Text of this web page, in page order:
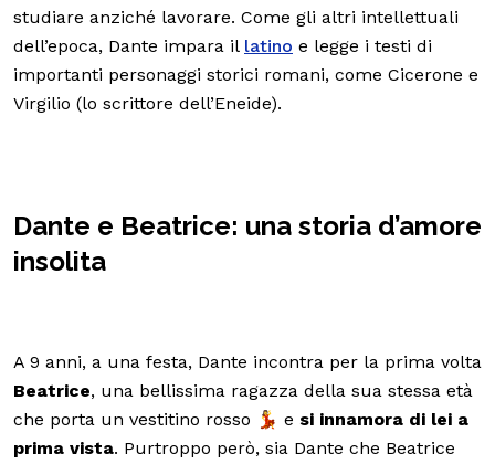
studiare anziché lavorare. Come gli altri intellettuali
dell’epoca, Dante impara il latino e legge i testi di
importanti personaggi storici romani, come Cicerone e
Virgilio (lo scrittore dell’Eneide).
Dante e Beatrice: una storia d’amore
insolita
A 9 anni, a una festa, Dante incontra per la prima volta
Beatrice, una bellissima ragazza della sua stessa età
che porta un vestitino rosso 💃 e si innamora di lei a
prima vista. Purtroppo però, sia Dante che Beatrice